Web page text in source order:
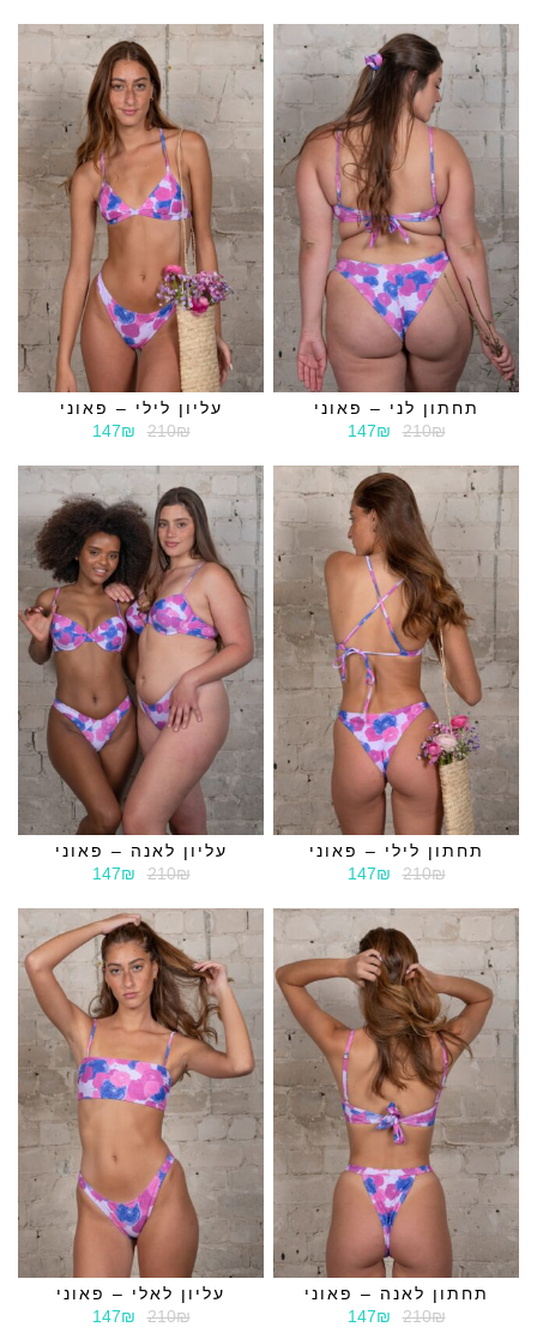
תחתון לני – פאוני
210₪
147₪
עליון לילי – פאוני
210₪
147₪
תחתון לילי – פאוני
210₪
147₪
עליון לאנה – פאוני
210₪
147₪
תחתון לאנה – פאוני
210₪
147₪
עליון לאלי – פאוני
210₪
147₪